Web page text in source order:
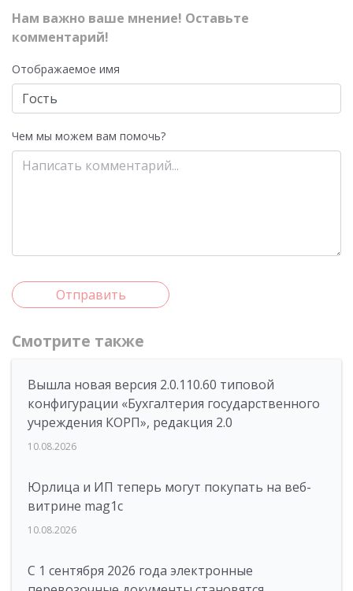
Нам важно ваше мнение! Оставьте
комментарий!
Отображаемое имя
Чем мы можем вам помочь?
Отправить
Смотрите также
Вышла новая версия 2.0.110.60 типовой
конфигурации «Бухгалтерия государственного
учреждения КОРП», редакция 2.0
10.08.2026
Юрлица и ИП теперь могут покупать на веб-
витрине mag1c
10.08.2026
С 1 сентября 2026 года электронные